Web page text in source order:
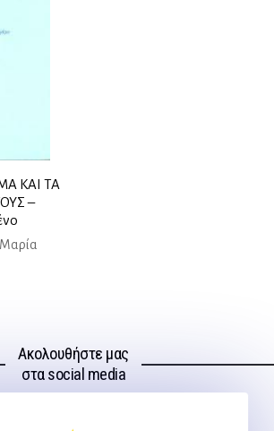
ΚΑΙ ΤΑ
–
Ακολουθήστε μας
στα social media